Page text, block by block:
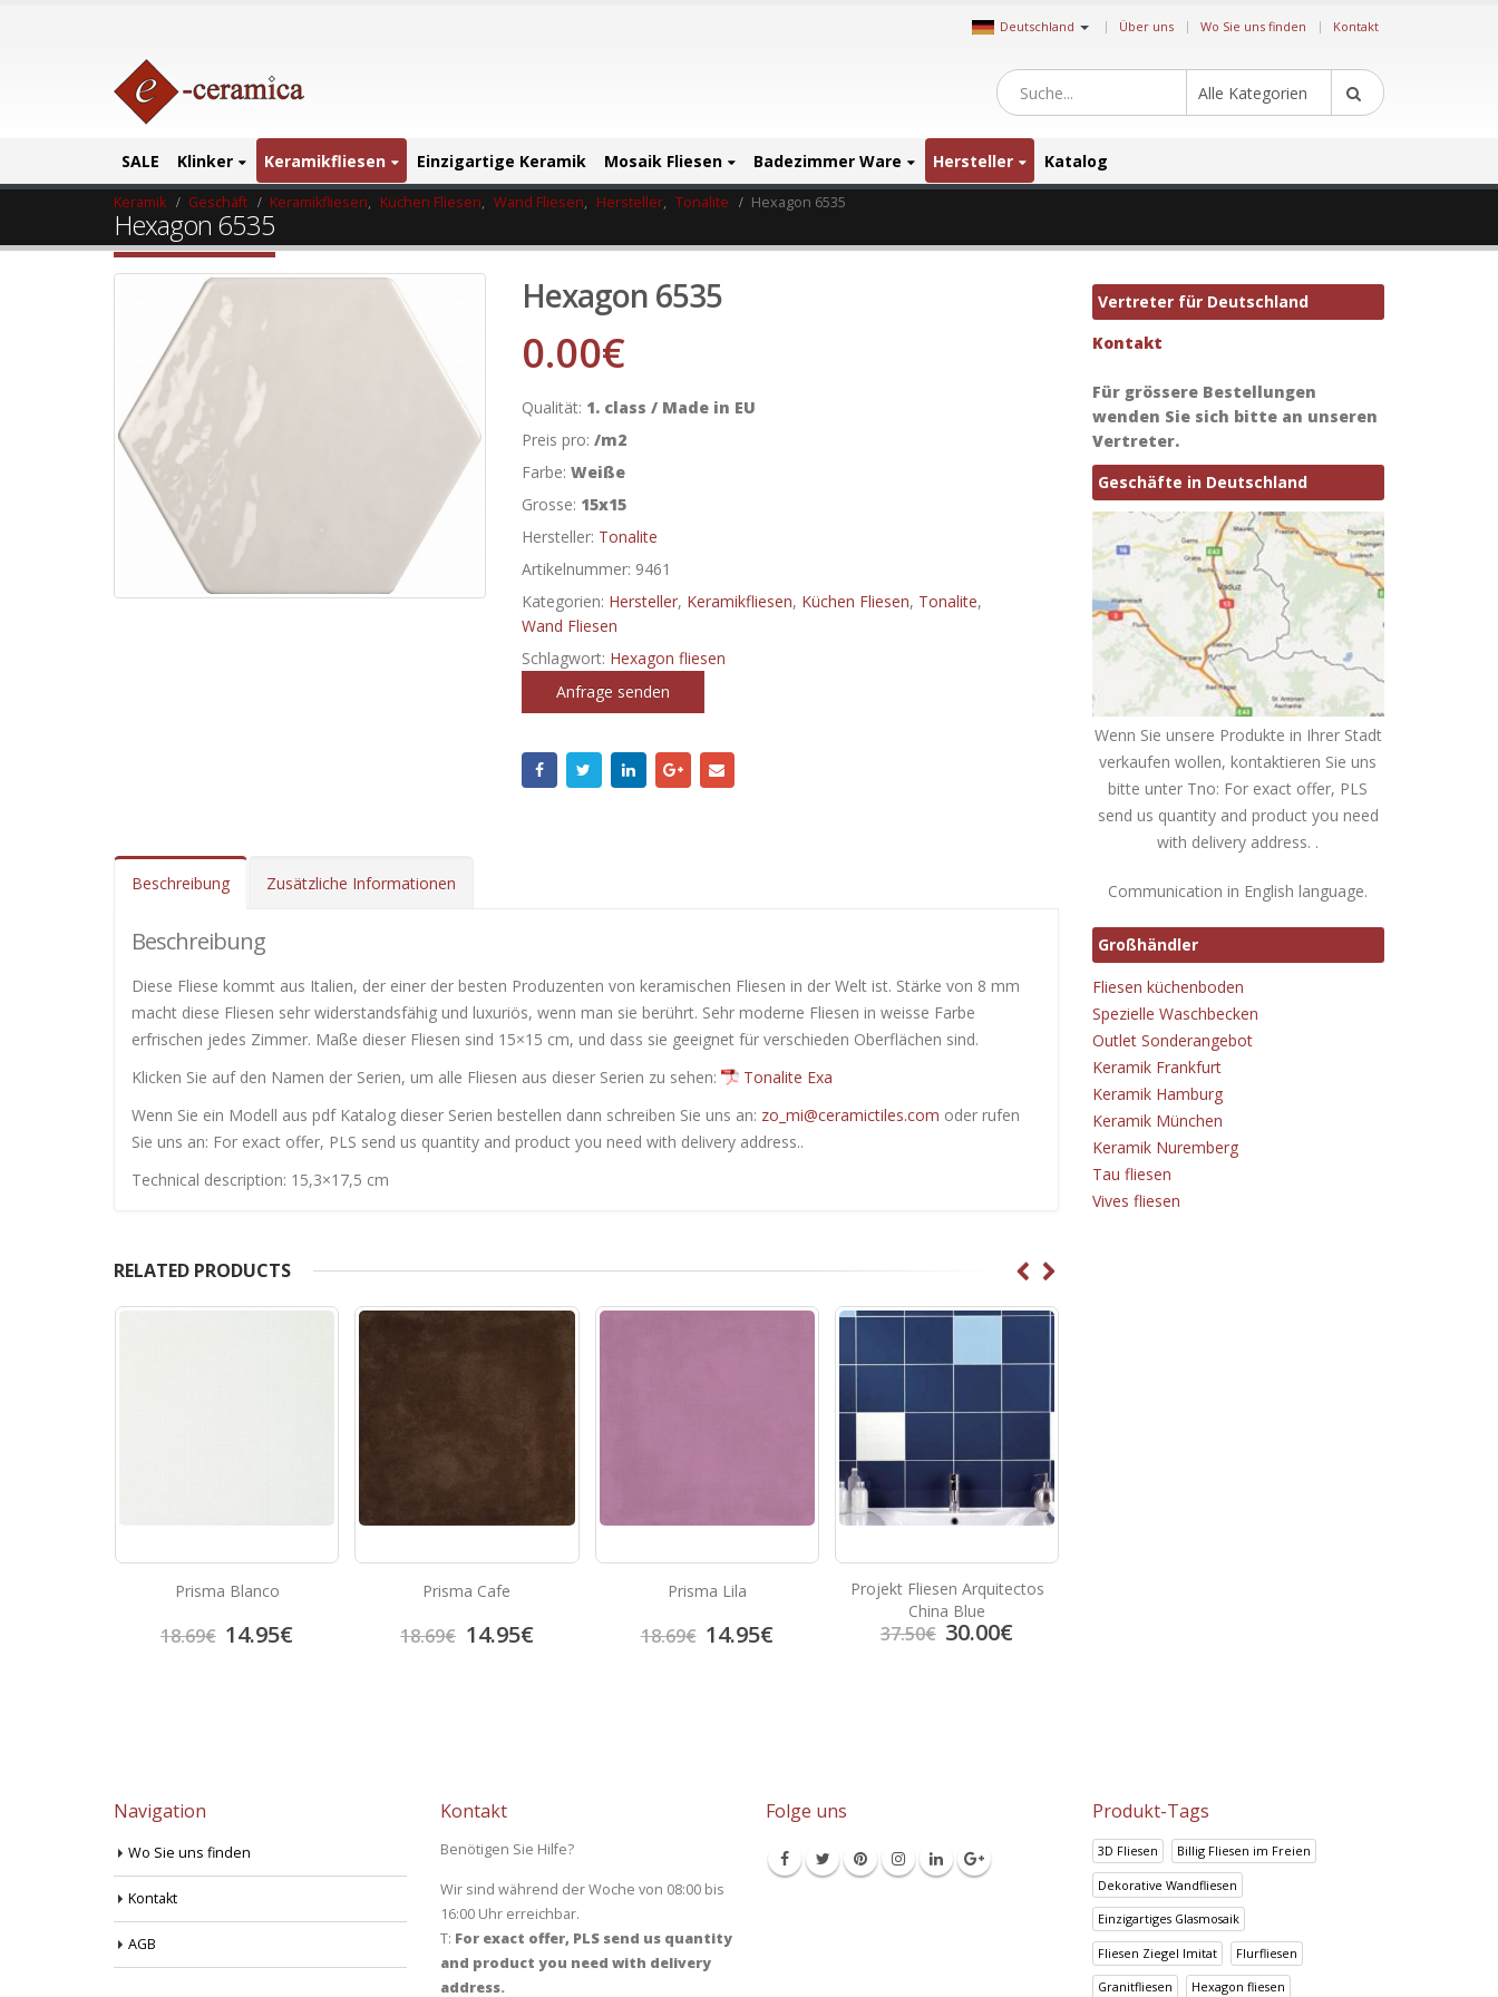
Deutschland | Über uns Wo Sie uns finden Kontakt
Alle Kategorien
SALE Klinker Keramikfliesen Einzigartige Keramik Mosaik Fliesen Badezimmer Ware Hersteller Katalog
Keramik Geschäft Keramikfliesen, Küchen Fliesen, Wand Fliesen, Hersteller, Tonalite Hexagon 6535
Hexagon 6535
Hexagon 6535
0.00€
Qualität: 1. class / Made in EU
Preis pro: /m2
Farbe: Weiße
Grosse: 15x15
Hersteller: Tonalite
Artikelnummer: 9461
Kategorien: Hersteller, Keramikfliesen, Küchen Fliesen, Tonalite,
Wand Fliesen
Schlagwort: Hexagon fliesen
Anfrage senden
Beschreibung Zusätzliche Informationen
Beschreibung
Diese Fliese kommt aus Italien, der einer der besten Produzenten von keramischen Fliesen in der Welt ist. Stärke von 8 mm
macht diese Fliesen sehr widerstandsfähig und luxuriös, wenn man sie berührt. Sehr moderne Fliesen in weisse Farbe
erfrischen jedes Zimmer. Maße dieser Fliesen sind 15×15 cm, und dass sie geeignet für verschieden Oberflächen sind.
Klicken Sie auf den Namen der Serien, um alle Fliesen ​​aus dieser Serien zu sehen:
Tonalite Exa
Wenn Sie ein Modell aus pdf Katalog dieser Serien bestellen dann schreiben Sie uns an: zo_mi@ceramictiles.com oder rufen
Sie uns an: For exact offer, PLS send us quantity and product you need with delivery address..
Technical description: 15,3×17,5 cm
RELATED PRODUCTS
Prisma Blanco
18.69€ 14.95€
Prisma Cafe
18.69€ 14.95€
Prisma Lila
18.69€ 14.95€
Projekt Fliesen Arquitectos
China Blue
37.50€ 30.00€
Vertreter für Deutschland
Kontakt
Für grössere Bestellungen
wenden Sie sich bitte an unseren
Vertreter.
Geschäfte in Deutschland
Wenn Sie unsere Produkte in Ihrer Stadt
verkaufen wollen, kontaktieren Sie uns
bitte unter Tno: For exact offer, PLS
send us quantity and product you need
with delivery address. .
Communication in English language.
Großhändler
Fliesen küchenboden
Spezielle Waschbecken
Outlet Sonderangebot
Keramik Frankfurt
Keramik Hamburg
Keramik München
Keramik Nuremberg
Tau fliesen
Vives fliesen
Navigation
Wo Sie uns finden
Kontakt
AGB
Kontakt
Benötigen Sie Hilfe?
Wir sind während der Woche von 08:00 bis
16:00 Uhr erreichbar.
T: For exact offer, PLS send us quantity
and product you need with delivery
address.
Folge uns Produkt-Tags
3D Fliesen Billig Fliesen im Freien
Dekorative Wandfliesen
Einzigartiges Glasmosaik
Fliesen Ziegel Imitat Flurfliesen
Granitfliesen Hexagon fliesen